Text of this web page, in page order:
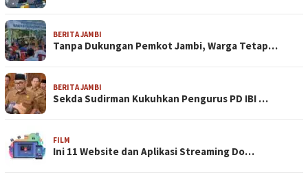
BERITA JAMBI
Tanpa Dukungan Pemkot Jambi, Warga Tetap…
BERITA JAMBI
Sekda Sudirman Kukuhkan Pengurus PD IBI …
FILM
Ini 11 Website dan Aplikasi Streaming Do…